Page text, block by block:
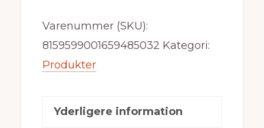
Varenummer (SKU):
8159599001659485032 Kategori:
Produkter
Yderligere information